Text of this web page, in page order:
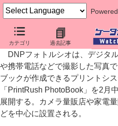
カテゴリ 過去記事
フォトブックが作成できるプリント
DNPフォトルシオは、デジタ
や携帯電話などで撮影した写真で
ブックが作成できるプリントシ
「PrintRush PhotoBook」を2月
展開する。カメラ量販店や家電
どを中心に設置される。